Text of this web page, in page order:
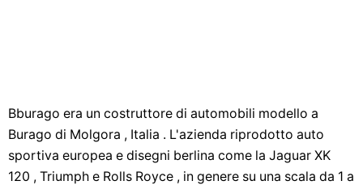
Bburago era un costruttore di automobili modello a
Burago di Molgora , Italia . L'azienda riprodotto auto
sportiva europea e disegni berlina come la Jaguar XK
120 , Triumph e Rolls Royce , in genere su una scala da 1 a